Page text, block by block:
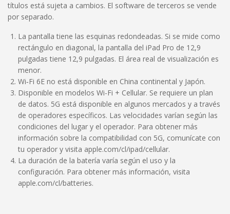
títulos está sujeta a cambios. El software de terceros se vende
por separado.
La pantalla tiene las esquinas redondeadas. Si se mide como
rectángulo en diagonal, la pantalla del iPad Pro de 12,9
pulgadas tiene 12,9 pulgadas. El área real de visualización es
menor.
Wi‐Fi 6E no está disponible en China continental y Japón.
Disponible en modelos Wi-Fi + Cellular. Se requiere un plan
de datos. 5G está disponible en algunos mercados y a través
de operadores específicos. Las velocidades varían según las
condiciones del lugar y el operador. Para obtener más
información sobre la compatibilidad con 5G, comunícate con
tu operador y visita apple.com/cl/ipad/cellular.
La duración de la batería varía según el uso y la
configuración. Para obtener más información, visita
apple.com/cl/batteries.